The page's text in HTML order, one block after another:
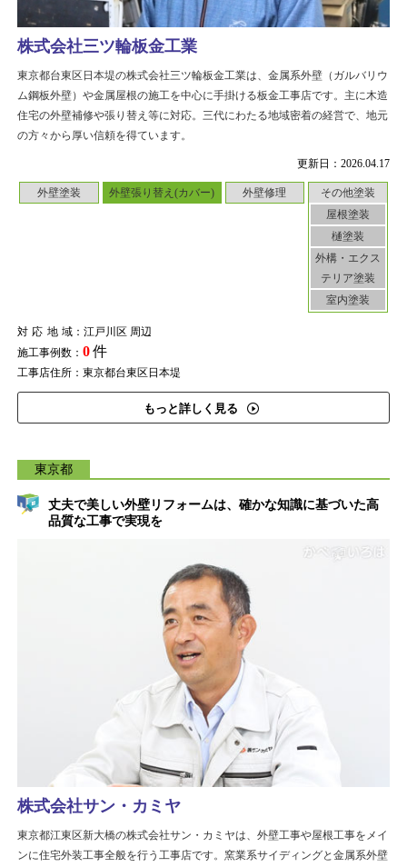
更新日：2026.04.17
外壁塗装 外壁張り替え(カバー) 外壁修理
その他塗装
屋根塗装
樋塗装
外構・エクス
テリア塗装
室内塗装
対応地域：江戸川区 周辺
施工事例数： 0件
工事店住所：東京都台東区日本堤
もっと詳しく見る
株式会社三ツ輪板金工業
東京都台東区日本堤の株式会社三ツ輪板金工業は、金属系外壁（ガルバリウ
ム鋼板外壁）や金属屋根の施工を中心に手掛ける板金工事店です。主に木造
住宅の外壁補修や張り替え等に対応。三代にわたる地域密着の経営で、地元
の方々から厚い信頼を得ています。
東京都
丈夫で美しい外壁リフォームは、確かな知識に基づいた高
品質な工事で実現を
株式会社サン・カミヤ
東京都江東区新大橋の株式会社サン・カミヤは、外壁工事や屋根工事をメイ
ンに住宅外装工事全般を行う工事店です。窯業系サイディングと金属系外壁